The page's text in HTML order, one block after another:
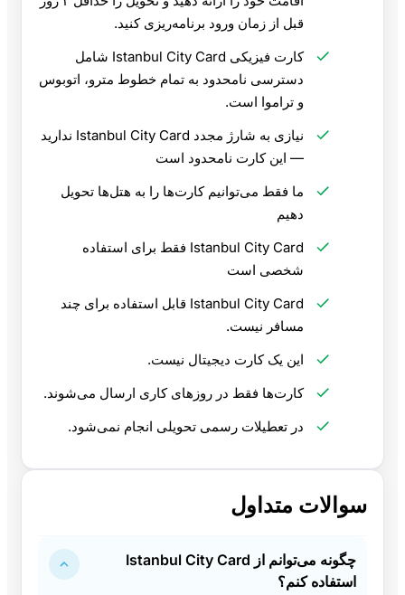
قبل از زمان ورود برنامه‌ریزی کنید.
کارت فیزیکی Istanbul City Card شامل
دسترسی نامحدود به تمام خطوط مترو، اتوبوس
و تراموا است.
نیازی به شارژ مجدد Istanbul City Card ندارید
— این کارت نامحدود است
ما فقط می‌توانیم کارت‌ها را به هتل‌ها تحویل
دهیم
Istanbul City Card فقط برای استفاده
شخصی است
Istanbul City Card قابل استفاده برای چند
مسافر نیست.
این یک کارت دیجیتال نیست.
کارت‌ها فقط در روزهای کاری ارسال می‌شوند.
در تعطیلات رسمی تحویلی انجام نمی‌شود.
سوالات متداول
چگونه می‌توانم از Istanbul City Card
استفاده کنم؟